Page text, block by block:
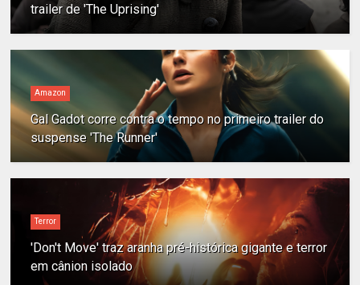
trailer de 'The Uprising'
Amazon
Gal Gadot corre contra o tempo no primeiro trailer do
suspense 'The Runner'
Terror
'Don't Move' traz aranha pré-histórica gigante e terror
em cânion isolado